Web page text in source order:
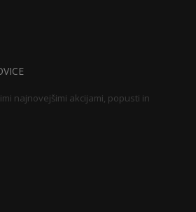
najnovejšimi akcijami, popusti in